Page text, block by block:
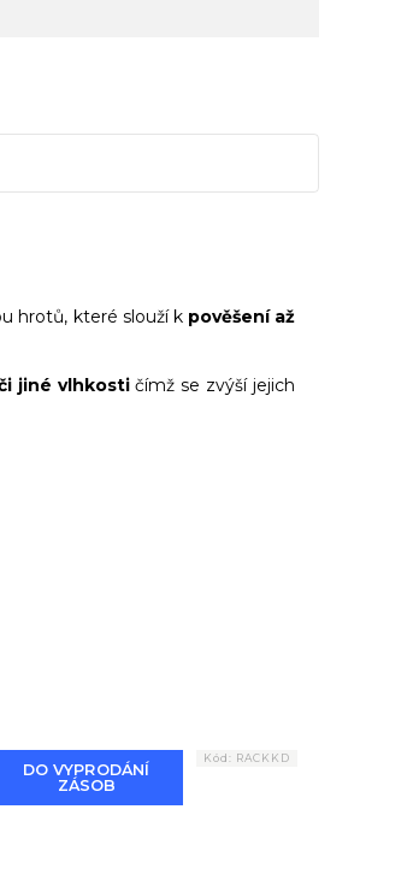
hrotů, které slouží k pověšení až
jiné vlhkostičímž se zvýší jejich
DO VYPRODÁNÍ
ZÁSOB
Kód: RACKKD